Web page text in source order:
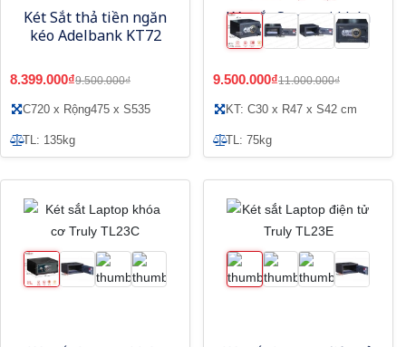
Két Sắt thả tiền ngăn
kéo Adelbank KT72
8.399.000₫9.500.000₫
C720 x Rộng475 x S535
TL: 135kg
Két sắt Samurai khóa
vân tay điện tử MF01
9.500.000₫11.000.000₫
KT: C30 x R47 x S42 cm
TL: 75kg